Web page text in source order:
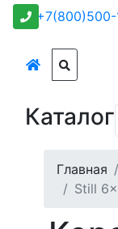
+7(800)500-
Каталог
Главная
Still